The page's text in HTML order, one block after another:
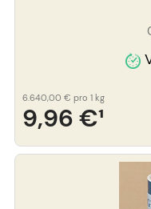
9,96 €¹
6.640,00 € pro 1 kg